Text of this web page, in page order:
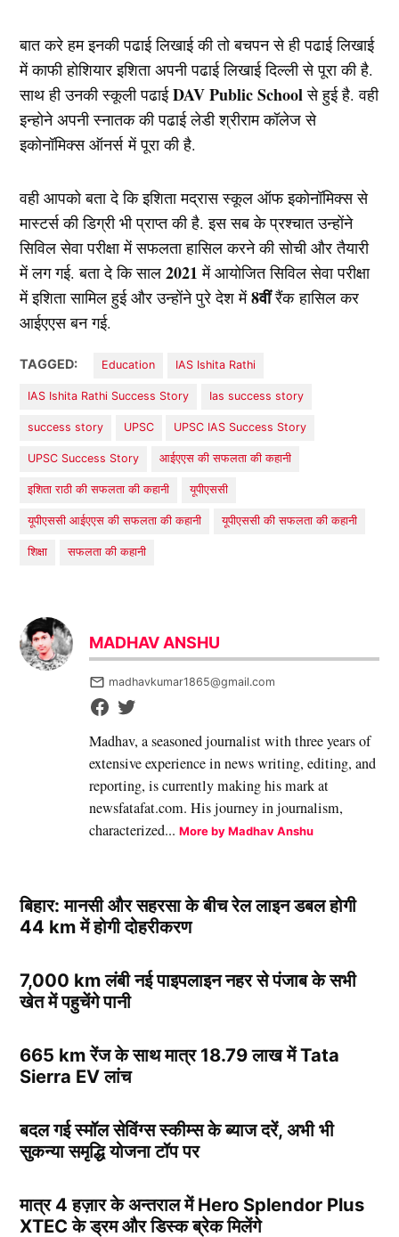
बात करे हम इनकी पढाई लिखाई की तो बचपन से ही पढाई लिखाई
में काफी होशियार इशिता अपनी पढाई लिखाई दिल्ली से पूरा की है.
साथ ही उनकी स्कूली पढाईDAV Public Schoolसे हुई है. वही
इन्होने अपनी स्नातक की पढाई लेडी श्रीराम कॉलेज से
इकोनॉमिक्स ऑनर्स में पूरा की है.
वही आपको बता दे कि इशिता मद्रास स्कूल ऑफ इकोनॉमिक्स से
मास्टर्स की डिग्री भी प्राप्त की है. इस सब के प्रश्चात उन्होंने
सिविल सेवा परीक्षा में सफलता हासिल करने की सोची और तैयारी
में लग गई. बता दे कि साल 2021 में आयोजित सिविल सेवा परीक्षा
में इशिता सामिल हुई और उन्होंने पुरे देश में8वींरैंक हासिल कर
आईएएस बन गई.
TAGGED: Education IAS Ishita Rathi
IAS Ishita Rathi Success Story Ias success story
success story UPSC UPSC IAS Success Story
UPSC Success Story आईएएस की सफलता की कहानी
इशिता राठी की सफलता की कहानी यूपीएससी
यूपीएससी आईएएस की सफलता की कहानी यूपीएससी की सफलता की कहानी
शिक्षा सफलता की कहानी
MADHAV ANSHU
madhavkumar1865@gmail.com
Madhav, a seasoned journalist with three years of
extensive experience in news writing, editing, and
reporting, is currently making his mark at
newsfatafat.com. His journey in journalism,
characterized...More by Madhav Anshu
बिहार: मानसी और सहरसा के बीच रेल लाइन डबल होगी
44 km में होगी दोहरीकरण
7,000 km लंबी नई पाइपलाइन नहर से पंजाब के सभी
खेत में पहुचेंगे पानी
665 km रेंज के साथ मात्र 18.79 लाख में Tata
Sierra EV लांच
बदल गई स्मॉल सेविंग्स स्कीम्स के ब्याज दरें, अभी भी
सुकन्या समृद्धि योजना टॉप पर
मात्र 4 हज़ार के अन्तराल में Hero Splendor Plus
XTEC के ड्रम और डिस्क ब्रेक मिलेंगे